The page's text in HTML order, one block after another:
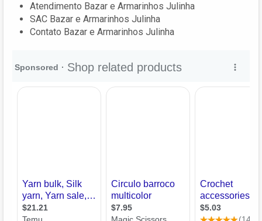
Atendimento Bazar e Armarinhos Julinha
SAC Bazar e Armarinhos Julinha
Contato Bazar e Armarinhos Julinha